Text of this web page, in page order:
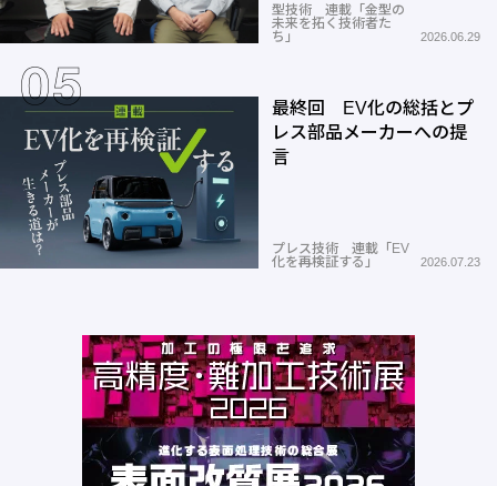
型技術 連載「金型の
未来を拓く技術者た
ち」
2026.06.29
最終回 EV化の総括とプ
レス部品メーカーへの提
言
プレス技術 連載「EV
化を再検証する」
2026.07.23